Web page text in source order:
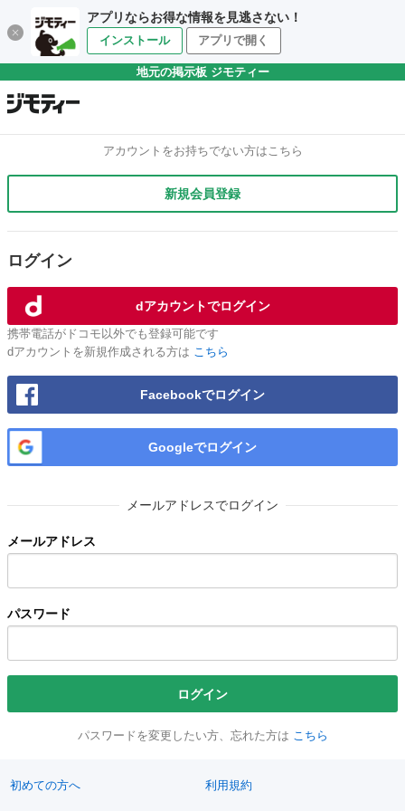
アプリならお得な情報を見逃さない！
インストール アプリで開く
地元の掲示板 ジモティー
アカウントをお持ちでない方はこちら
新規会員登録
ログイン
dアカウントでログイン
携帯電話がドコモ以外でも登録可能です
dアカウントを新規作成される方は こちら
Facebookでログイン
Googleでログイン
メールアドレスでログイン
メールアドレス
パスワード
ログイン
パスワードを変更したい方、忘れた方は こちら
初めての方へ 利用規約